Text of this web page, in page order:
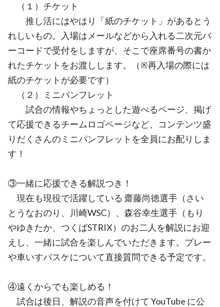
（１）チケット
推し活にはやはり「紙のチケット」があるとう
れしいもの。入場はメールなどから入れる二次元バ
ーコードで受付をしますが、そこで座席番号の書か
れたチケットをお渡しします。（※再入場の際には
紙のチケットが必要です）
（２）ミニパンフレット
試合の情報やちょっとした遊べるページ、掲げ
て応援できるチームロゴページなど、コンテンツ盛
りだくさんのミニパンフレットを全員にお配りしま
す！
③一緒に応援できる解説つき！
現在も現役で活躍している 齋藤尚徳選手（さい
とうなおのり、川崎WSC）、森谷幸生選手（もり
やゆきたか、つくばSTRIX）のお二人を解説にお迎
えし、一緒に試合を楽しんでいただきます。プレー
や車いすバスケについて直接質問できる予定です。
④遠くからでも楽しめる！
試合は後日、解説の音声を付けて YouTube に公